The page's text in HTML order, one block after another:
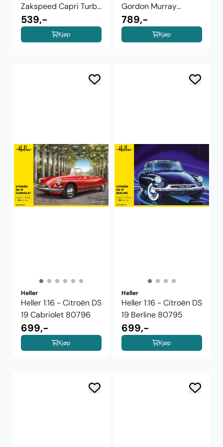
Zakspeed Capri Turbo
1978
539,-
Kjøp
Gordon Murray
Automotive T.50 ...
789,-
Kjøp
Heller
Heller 1:16 - Citroën DS
19 Cabriolet 80796
699,-
Kjøp
Heller
Heller 1:16 - Citroën DS
19 Berline 80795
699,-
Kjøp